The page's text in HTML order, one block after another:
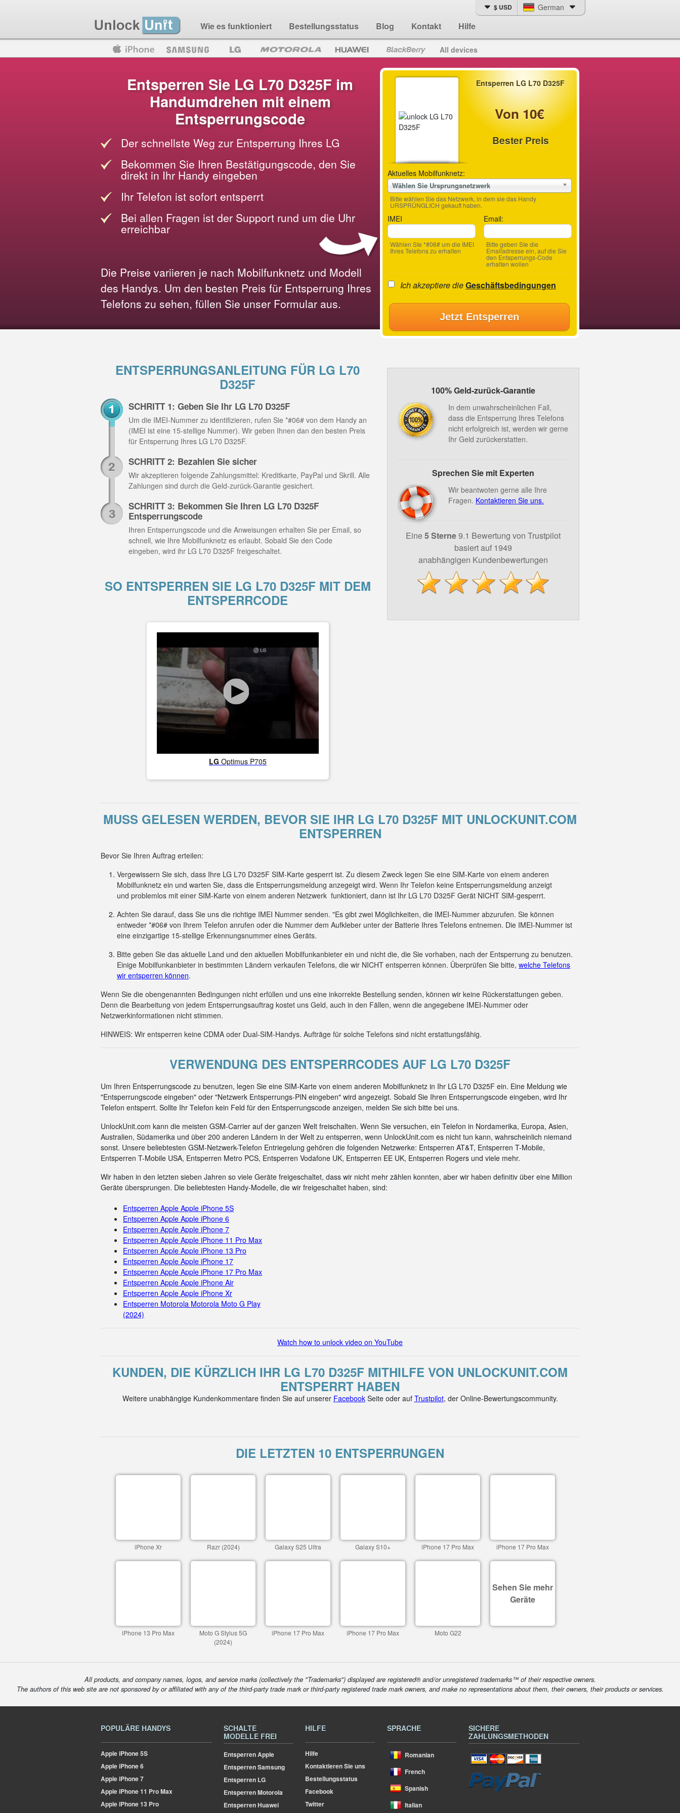
Wie es funktioniert Bestellungsstatus Blog Kontakt Hilfe
$ USD German
Blackberry All devices
Entsperren LG L70 D325F
Von 10€
Bester Preis
Aktuelles Mobilfunknetz:
Wählen Sie Ursprungsnetzwerk
Bitte wählen Sie das Netzwerk, in dem sie das Handy
URSPRÜNGLICH gekauft haben.
IMEI
Wählen SIe *#06# um die IMEI
Ihres Telefons zu erhalten
Email:
Bitte geben SIe die
Emailadresse ein, auf die Sie
den Entsperrungs-Code
erhalten wollen
Ich akzeptiere dieGeschäftsbedingungen
Jetzt Entsperren
Entsperren Sie LG L70 D325F im
Handumdrehen mit einem
Entsperrungscode
Der schnellste Weg zur Entsperrung Ihres LG
Bekommen Sie Ihren Bestätigungscode, den Sie
direkt in Ihr Handy eingeben
Ihr Telefon ist sofort entsperrt
Bei allen Fragen ist der Support rund um die Uhr
erreichbar
Die Preise variieren je nach Mobilfunknetz und Modell
des Handys. Um den besten Preis für Entsperrung Ihres
Telefons zu sehen, füllen Sie unser Formular aus.
ENTSPERRUNGSANLEITUNG FÜR LG L70
D325F
SCHRITT 1: Geben Sie Ihr LG L70 D325F
Um die IMEI-Nummer zu identifizieren, rufen Sie *#06# von dem Handy an
(IMEI ist eine 15-stellige Nummer). Wir geben Ihnen dan den besten Preis
für Entsperrung Ihres LG L70 D325F.
SCHRITT 2: Bezahlen Sie sicher
Wir akzeptieren folgende Zahlungsmittel: Kreditkarte, PayPal und Skrill. Alle
Zahlungen sind durch die Geld-zurück-Garantie gesichert.
SCHRITT 3: Bekommen Sie Ihren LG L70 D325F
Entsperrungscode
Ihren Entsperrungscode und die Anweisungen erhalten Sie per Email, so
schnell, wie Ihre Mobilfunknetz es erlaubt. Sobald Sie den Code
eingeben, wird ihr LG L70 D325F freigeschaltet.
SO ENTSPERREN SIE LG L70 D325F MIT DEM
ENTSPERRCODE
LG Optimus P705
100% Geld-zurück-Garantie
In dem unwahrscheinlichen Fall,
dass die Entsperrung Ihres Telefons
nicht erfolgreich ist, werden wir gerne
Ihr Geld zurückerstatten.
Sprechen Sie mit Experten
Wir beantwoten gerne alle Ihre
Fragen. Kontaktieren Sie uns.
Eine 5 Sterne9.1 Bewertung von Trustpilot
basiert auf 1949
anabhängigen Kundenbewertungen
MUSS GELESEN WERDEN, BEVOR SIE IHR LG L70 D325F MIT UNLOCKUNIT.COM
ENTSPERREN
Bevor Sie Ihren Auftrag erteilen:
Vergewissern Sie sich, dass Ihre LG L70 D325F SIM-Karte gesperrt ist. Zu diesem Zweck legen Sie eine SIM-Karte von einem anderen
Mobilfunknetz ein und warten Sie, dass die Entsperrungsmeldung anzegeigt wird. Wenn Ihr Telefon keine Entsperrungsmeldung anzeigt
und problemlos mit einer SIM-Karte von einem anderen Netzwerk funktioniert, dann ist Ihr LG L70 D325F Gerät NICHT SIM-gesperrt.
Achten Sie darauf, dass Sie uns die richtige IMEI Nummer senden. "Es gibt zwei Möglichkeiten, die IMEI-Nummer abzurufen. Sie können
entweder *#06# von Ihrem Telefon anrufen oder die Nummer dem Aufkleber unter der Batterie Ihres Telefons entnemen. Die IMEI-Nummer ist
eine einzigartige 15-stellige Erkennungsnummer eines Geräts.
Bitte geben Sie das aktuelle Land und den aktuellen Mobilfunkanbieter ein und nicht die, die Sie vorhaben, nach der Entsperrung zu benutzen.
Einige Mobilfunkanbieter in bestimmten Ländern verkaufen Telefons, die wir NICHT entsperren können. Überprüfen Sie bitte, welche Telefons
wir entsperren können.
Wenn Sie die obengenannten Bedingungen nicht erfüllen und uns eine inkorrekte Bestellung senden, können wir keine Rückerstattungen geben.
Denn die Bearbeitung von jedem Entsperrungsauftrag kostet uns Geld, auch in den Fällen, wenn die angegebene IMEI-Nummer oder
Netzwerkinformationen nicht stimmen.
HINWEIS: Wir entsperren keine CDMA oder Dual-SIM-Handys. Aufträge für solche Telefons sind nicht erstattungsfähig.
VERWENDUNG DES ENTSPERRCODES AUF LG L70 D325F
Um Ihren Entsperrungscode zu benutzen, legen Sie eine SIM-Karte von einem anderen Mobilfunknetz in Ihr LG L70 D325F ein. Eine Meldung wie
"Entsperrungscode eingeben" oder "Netzwerk Entsperrungs-PIN eingeben" wird angezeigt. Sobald Sie Ihren Entsperrungscode eingeben, wird Ihr
Telefon entsperrt. Sollte Ihr Telefon kein Feld für den Entsperrungscode anzeigen, melden Sie sich bitte bei uns.
UnlockUnit.com kann die meisten GSM-Carrier auf der ganzen Welt freischalten. Wenn Sie versuchen, ein Telefon in Nordamerika, Europa, Asien,
Australien, Südamerika und über 200 anderen Ländern in der Welt zu entsperren, wenn UnlockUnit.com es nicht tun kann, wahrscheinlich niemand
sonst. Unsere beliebtesten GSM-Netzwerk-Telefon Entriegelung gehören die folgenden Netzwerke: Entsperren AT&T, Entsperren T-Mobile,
Entsperren T-Mobile USA, Entsperren Metro PCS, Entsperren Vodafone UK, Entsperren EE UK, Entsperren Rogers und viele mehr.
Wir haben in den letzten sieben Jahren so viele Geräte freigeschaltet, dass wir nicht mehr zählen konnten, aber wir haben definitiv über eine Million
Geräte übersprungen. Die beliebtesten Handy-Modelle, die wir freigeschaltet haben, sind:
Entsperren Apple Apple iPhone 5S
Entsperren Apple Apple iPhone 6
Entsperren Apple Apple iPhone 7
Entsperren Apple Apple iPhone 11 Pro Max
Entsperren Apple Apple iPhone 13 Pro
Entsperren Apple Apple iPhone 17
Entsperren Apple Apple iPhone 17 Pro Max
Entsperren Apple Apple iPhone Air
Entsperren Apple Apple iPhone Xr
Entsperren Motorola Motorola Moto G Play
(2024)
Watch how to unlock video on YouTube
KUNDEN, DIE KÜRZLICH IHR LG L70 D325F MITHILFE VON UNLOCKUNIT.COM
ENTSPERRT HABEN
Weitere unabhängige Kundenkommentare finden Sie auf unserer FacebookSeite oder auf Trustpilot, der Online-Bewertungscommunity.
DIE LETZTEN 10 ENTSPERRUNGEN
iPhone Xr Razr (2024) Galaxy S25 Ultra Galaxy S10+ iPhone 17 Pro Max iPhone 17 Pro Max
iPhone 13 Pro Max
Moto G Stylus 5G
(2024)
iPhone 17 Pro Max iPhone 17 Pro Max Moto G22
Sehen Sie mehr
Geräte
All products, and company names, logos, and service marks (collectively the "Trademarks") displayed are registered® and/or unregistered trademarks™ of their respective owners.
The authors of this web site are not sponsored by or affiliated with any of the third-party trade mark or third-party registered trade mark owners, and make no representations about them, their owners, their products or services.
POPULÄRE HANDYS
AppleiPhone 5S
AppleiPhone 6
AppleiPhone 7
AppleiPhone 11 Pro Max
AppleiPhone 13 Pro
SCHALTE
MODELLE FREI
Entsperren Apple
Entsperren Samsung
Entsperren LG
Entsperren Motorola
Entsperren Huawei
HILFE
Hilfe
Kontaktieren Sie uns
Bestellungsstatus
Facebook
Twitter
SPRACHE
Romanian
French
Spanish
Italian
SICHERE
ZAHLUNGSMETHODEN